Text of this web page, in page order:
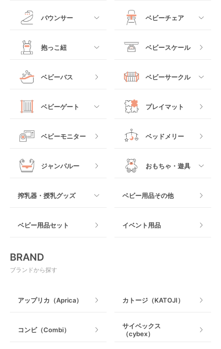
レギュラーサイズベビ
ベッドインベッド
クーファン
マットレス・布団
ベビーベッドその他
ベビーカーその他
すべて
ジュニアシート
チャイルドシートその
他
すべて
バウンサー
すべて
ロッキングタイプ
ベビーチェア
すべて
テーブルチェア
抱っこ紐
すべて
抱っこ紐その他
ベビースケール
ベビーバス ベビーサークル
すべて
木製
マット製
ベビーゲート
すべて
プレイマット
ベビーモニター ベッドメリー
ジャンパルー おもちゃ・遊具
室内遊具
搾乳器・授乳グッズ
授乳グッズ・ママ用品
ベビー用品その他
ベビー用品セット イベント用品
BRAND
ブランドから探す
アップリカ（Aprica） カトージ（KATOJI）
コンビ（Combi）
サイベックス
（cybex）